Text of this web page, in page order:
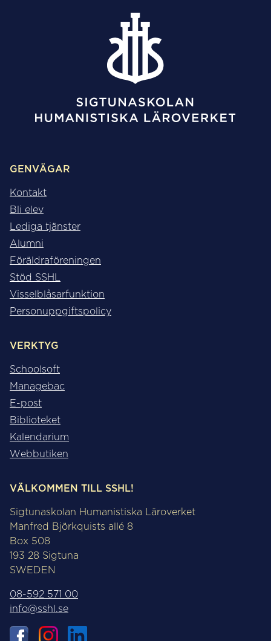
GENVÄGAR
Kontakt
Bli elev
Lediga tjänster
Alumni
Föräldraföreningen
Stöd SSHL
Visselblåsarfunktion
Personuppgiftspolicy
VERKTYG
Schoolsoft
Managebac
E-post
Biblioteket
Kalendarium
Webbutiken
VÄLKOMMEN TILL SSHL!
Sigtunaskolan Humanistiska Läroverket
Manfred Björkquists allé 8
Box 508
193 28 Sigtuna
SWEDEN
08-592 571 00
info@sshl.se